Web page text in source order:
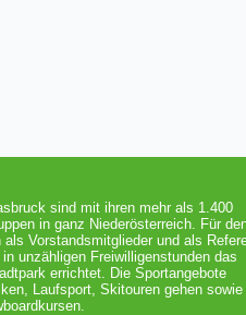
sind mit ihren mehr als 1.400
in ganz Niederösterreich. Für
Vorstandsmitglieder und als
unzähligen Freiwilligenstunden das
errichtet. Die Sportangebote
Laufsport, Skitouren gehen sowie